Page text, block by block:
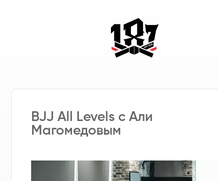
BJJ All Levels с Али
Магомедовым